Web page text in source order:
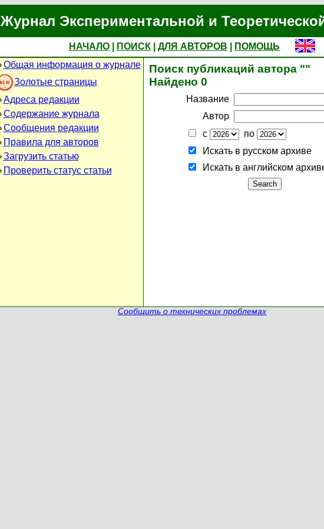
Журнал Экспериментальной и
НАЧАЛО ПОИСК ДЛЯ АВТОРОВ
ПОМОЩЬ
Общая информация о журнале
Золотые страницы
Адреса редакции
Содержание журнала
Сообщения редакции
Правила для авторов
Загрузить статью
Проверить статус статьи
Поиск публикаций автора ""
Найдено 0
Название
Автор
с
по
Искать в русском архиве
Искать в английском
Сообщить о технических проблемах